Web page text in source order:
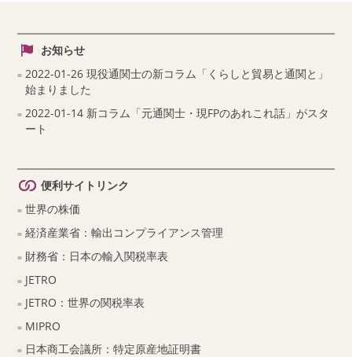
お知らせ
2022-01-26 現役通関士の新コラム「くらしと貿易と通関と」
始まりました
2022-01-14 新コラム「元通関士・現FPのあれこれ話」がスタ
ート
便利サイトリンク
世界の株価
経済産業省：輸出コンプライアンス管理
財務省：日本の輸入関税率表
JETRO
JETRO：世界の関税率表
MIPRO
日本商工会議所：特定原産地証明書